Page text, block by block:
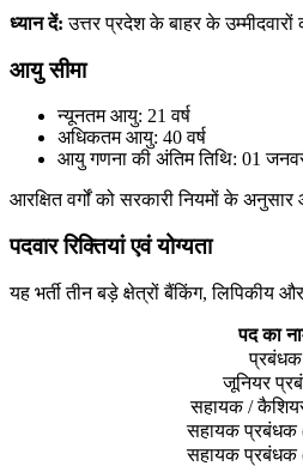
ध्यान दें: उत्तर प्रदेश के बाहर के
आयु सीमा
न्यूनतम आयु: 21 वर्ष
अधिकतम आयु: 40 वर्ष
आयु गणना की अंतिम तिथि: 01
आरक्षित वर्गों को सरकारी नियमों के
पदवार रिक्तियां एवं योग्यता
यह भर्ती तीन बड़े क्षेत्रों बैंकिंग, लिपिकीय
पद का
प्रबंधक
जूनियर
सहायक /
सहायक प्रबंधक
सहायक प्रबंधक